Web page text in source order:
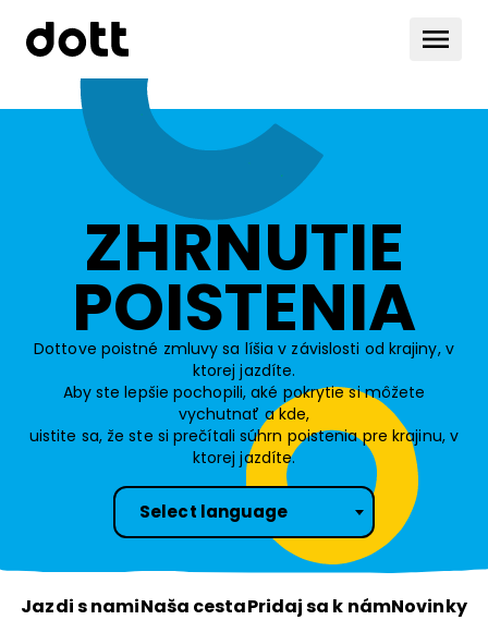
ZHRNUTIE
POISTENIA
Dottove poistné zmluvy sa líšia v závislosti od krajiny, v
ktorej jazdíte.
Aby ste lepšie pochopili, aké pokrytie si môžete
vychutnať a kde,
uistite sa, že ste si prečítali súhrn poistenia pre krajinu, v
ktorej jazdíte.
Select language
Jazdi s namiNaša cestaPridaj sa k námNovinky